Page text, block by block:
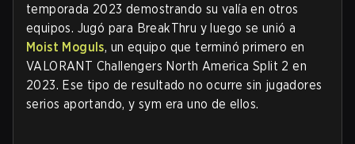
temporada 2023 demostrando su valía en otros
equipos. Jugó para BreakThru y luego se unió a
Moist Moguls, un equipo que terminó primero en
VALORANT Challengers North America Split 2 en
2023. Ese tipo de resultado no ocurre sin jugadores
serios aportando, y sym era uno de ellos.